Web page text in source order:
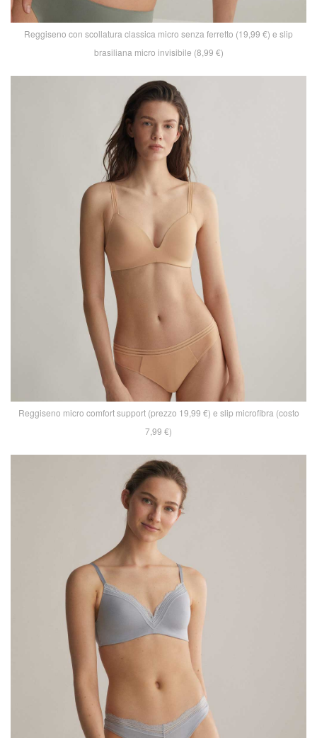
Reggiseno con scollatura classica micro senza ferretto (19,99 €) e slip
brasiliana micro invisibile (8,99 €)
Reggiseno micro comfort support (prezzo 19,99 €) e slip microfibra (costo
7,99 €)